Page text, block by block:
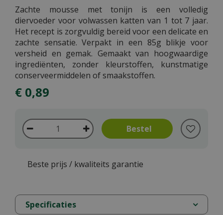
Zachte mousse met tonijn is een volledig
diervoeder voor volwassen katten van 1 tot 7 jaar.
Het recept is zorgvuldig bereid voor een delicate en
zachte sensatie. Verpakt in een 85g blikje voor
versheid en gemak. Gemaakt van hoogwaardige
ingrediënten, zonder kleurstoffen, kunstmatige
conserveermiddelen of smaakstoffen.
€ 0,89
Beste prijs / kwaliteits garantie
Specificaties